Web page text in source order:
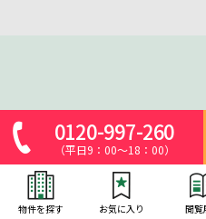
0120-997-260
（平日9：00～18：00）
物件を探す お気に入り 閲覧